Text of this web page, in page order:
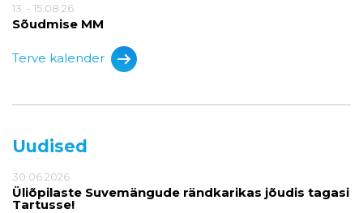
13. - 15.08.26
Sõudmise MM
Terve kalender
Uudised
30.06.2026
Üliõpilaste Suvemängude rändkarikas jõudis tagasi
Tartusse!